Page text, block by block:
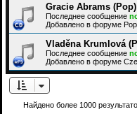
Gracie Abrams (Pop)
Последнее сообщение
Добавлено в форуме
Vladěna Krumlová
Последнее сообщение
Добавлено в форуме
Найдено более 1000